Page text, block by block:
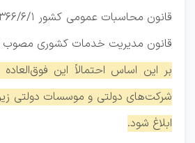
قانون مدیریت خدمات کشوری مصوب 1386/7/8
بر این اساس احتمالاً این فوق‌العاده
شرکت‌های دولتی و موسسات دولتی
ابلاغ شود.